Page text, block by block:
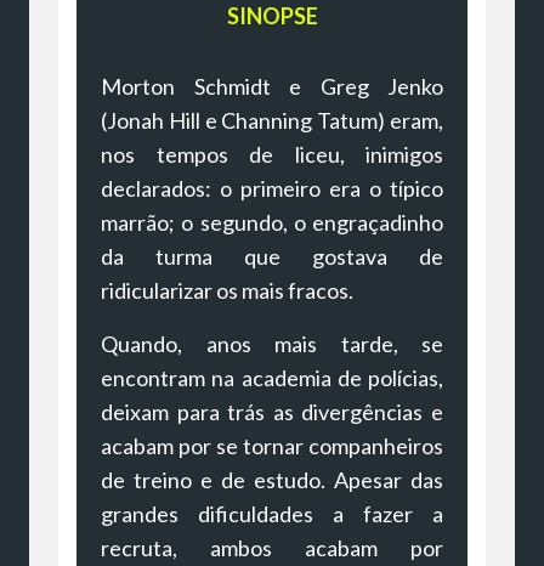
SINOPSE
Morton Schmidt e Greg Jenko
(Jonah Hill e Channing Tatum) eram,
nos tempos de liceu, inimigos
declarados: o primeiro era o típico
marrão; o segundo, o engraçadinho
da turma que gostava de
ridicularizar os mais fracos.
Quando, anos mais tarde, se
encontram na academia de polícias,
deixam para trás as divergências e
acabam por se tornar companheiros
de treino e de estudo. Apesar das
grandes dificuldades a fazer a
recruta, ambos acabam por